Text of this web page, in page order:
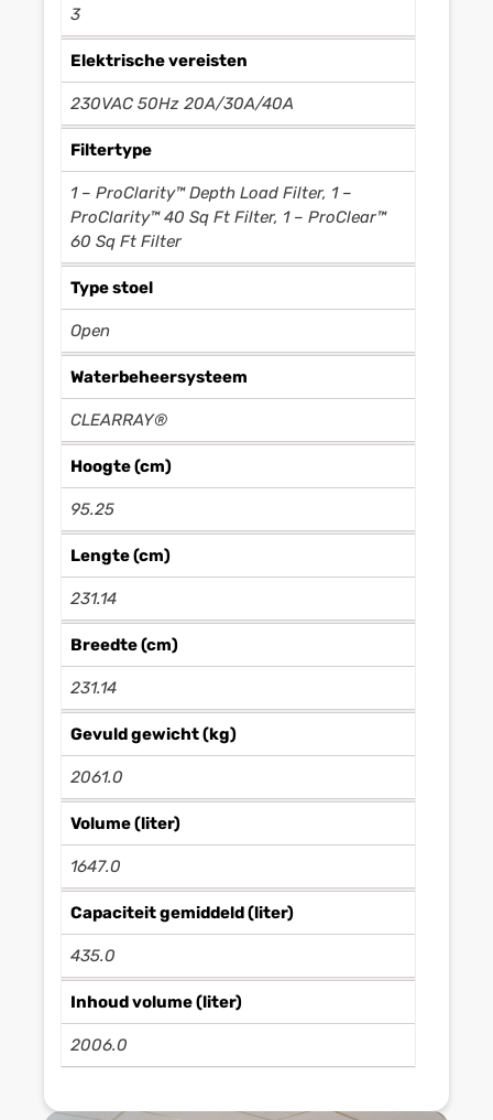
3
Elektrische vereisten
230VAC 50Hz 20A/30A/40A
Filtertype
1 – ProClarity™ Depth Load Filter, 1 –
ProClarity™ 40 Sq Ft Filter, 1 – ProClear™
60 Sq Ft Filter
Type stoel
Open
Waterbeheersysteem
CLEARRAY®
Hoogte (cm)
95.25
Lengte (cm)
231.14
Breedte (cm)
231.14
Gevuld gewicht (kg)
2061.0
Volume (liter)
1647.0
Capaciteit gemiddeld (liter)
435.0
Inhoud volume (liter)
2006.0